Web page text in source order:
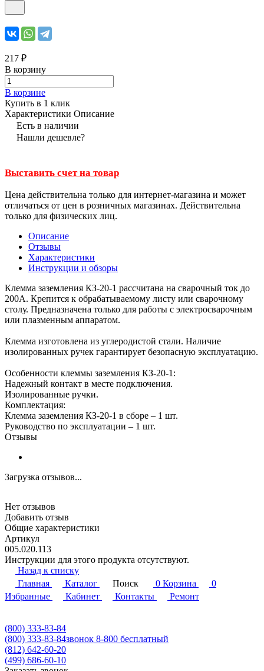
217 ₽
В корзину
В корзине
Купить в 1 клик
Характеристики Описание
Есть в наличии
Нашли дешевле?
Выставить счет на товар
Цена действительна только для интернет-магазина и может
отличаться от цен в розничных магазинах. Действительна
только для физических лиц.
Описание
Отзывы
Характеристики
Инструкции и обзоры
Клемма заземления КЗ-20-1 рассчитана на сварочный ток до
200А. Крепится к обрабатываемому листу или сварочному
столу. Предназначена только для работы с электросварочным
или плазменным аппаратом.
Клемма изготовлена из углеродистой стали. Наличие
изолированных ручек гарантирует безопасную эксплуатацию.
Особенности клеммы заземления КЗ-20-1:
Надежный контакт в месте подключения.
Изолированные ручки.
Комплектация:
Клемма заземления КЗ-20-1 в сборе – 1 шт.
Руководство по эксплуатации – 1 шт.
Отзывы
Загрузка отзывов...
Нет отзывов
Добавить отзыв
Общие характеристики
Артикул
005.020.113
Инструкции для этого продукта отсутствуют.
Назад к списку
Главная
Каталог Поиск 0 Корзина
0
Избранные
Кабинет Контакты Ремонт
(800) 333-83-84
(800) 333-83-84звонок 8-800 бесплатный
(812) 642-60-20
(499) 686-60-10